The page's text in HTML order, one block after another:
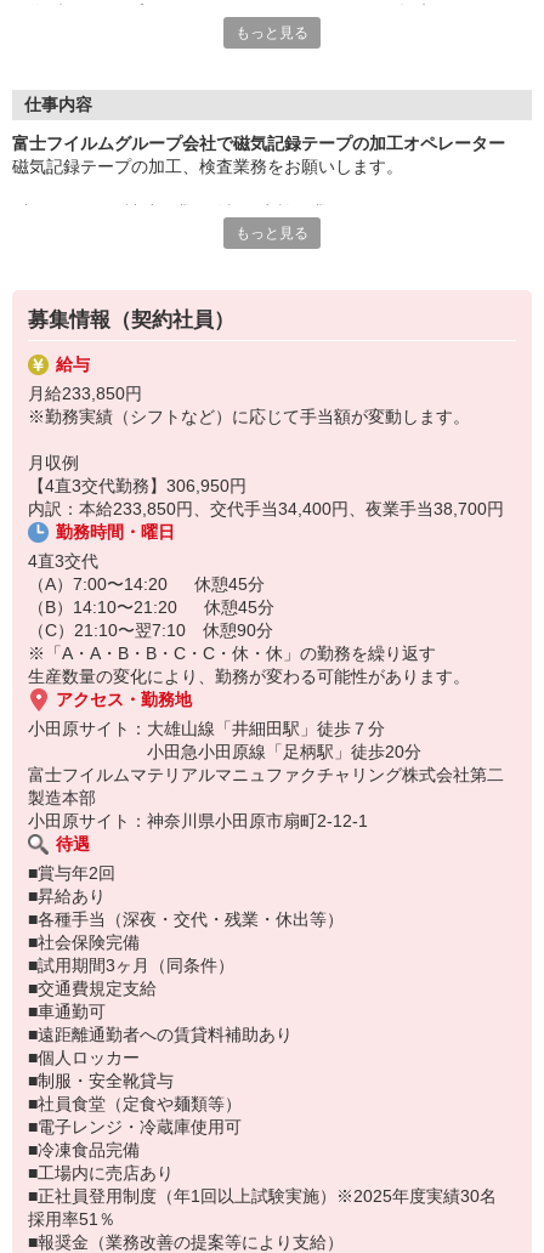
ら大切なデータを守れる製品です。
基本的な業務フローやお仕事のコツはしっかり伝授していきま
未経験の方も安心して始められますよ。
■各種手当など
「交替勤務って大変そう…」そう思っている方に伝えたい！実は
けっこう働きやすいんです◎
例えば、土日休みの週もあれば、平日休みの週もあり、
平日休みの日には混雑を避けてショッピングモールでゆっくりお
買い物♪
銀行や市役所などの用事も、有休を使わずにサクッと済ませられ
ます。
もちろん土日休みの週もあるので、家族や友人との予定もバッチ
リ合わせられます！
「自分の時間」もしっかり大切にできる働き方が叶います。
「思っていたよりイイかも！」そんな声も多数。
少しでも気になったら、まずはお気軽にご応募ください！
もっと見る
仕事内容
富士フイルムグループ会社で磁気記録テープの加工オペレーター
磁気記録テープの加工、検査業務をお願いします。
クリーンルーム内での作業で、24時間空調完備の環境でのお仕事で
す。
すべて未経験でもはじめられる簡単な作業となります。
複雑な作業ではなく、15〜20人のチームで動かします。
・計画通りものごとを進めることにやりがいを感じられる方
・疑問や不安を質問できる方
・チャレンジ意欲のある方
・仕事にやりがいを求めている方
・ものづくりに興味のある方
もっと見る
募集情報（契約社員）
給与
月給233,850円
※勤務実績（シフトなど）に応じて手当額が変動します。
月収例
【4直3交代勤務】306,950円
内訳：本給233,850円、交代手当34,400円、夜業手当38,700円
勤務時間・曜日
4直3交代
（A）7:00〜14:20 休憩45分
（B）14:10〜21:20 休憩45分
（C）21:10〜翌7:10 休憩90分
※「A・A・B・B・C・C・休・休」の勤務を繰り返す
生産数量の変化により、勤務が変わる可能性があります。
アクセス・勤務地
小田原サイト：大雄山線「井細田駅」徒歩７分
小田急小田原線「足柄駅」徒歩20分
富士フイルムマテリアルマニュファクチャリング株式会社第二
製造本部
小田原サイト：神奈川県小田原市扇町2-12-1
待遇
■賞与年2回
■昇給あり
■各種手当（深夜・交代・残業・休出等）
■社会保険完備
■試用期間3ヶ月（同条件）
■交通費規定支給
■車通勤可
■遠距離通勤者への賃貸料補助あり
■個人ロッカー
■制服・安全靴貸与
■社員食堂（定食や麺類等）
■電子レンジ・冷蔵庫使用可
■冷凍食品完備
■工場内に売店あり
■正社員登用制度（年1回以上試験実施）※2025年度実績30名
採用率51％
■報奨金（業務改善の提案等により支給）